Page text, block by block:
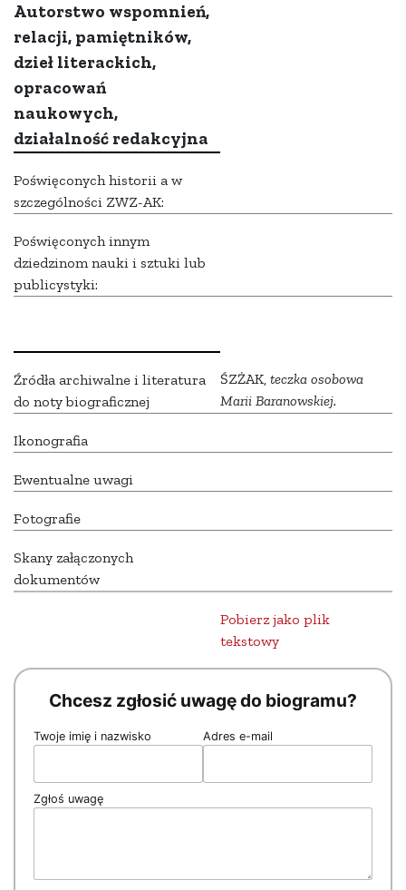
Autorstwo wspomnień,
relacji, pamiętników,
dzieł literackich,
opracowań
naukowych,
działalność redakcyjna
Poświęconych historii a w
szczególności ZWZ-AK:
Poświęconych innym
dziedzinom nauki i sztuki lub
publicystyki:
Źródła archiwalne i literatura
do noty biograficznej
ŚZŻAK, teczka osobowa
Marii Baranowskiej.
Ikonografia
Ewentualne uwagi
Fotografie
Skany załączonych
dokumentów
Pobierz jako plik
tekstowy
Chcesz zgłosić uwagę do biogramu?
Twoje imię i nazwisko Adres e-mail
Zgłoś uwagę